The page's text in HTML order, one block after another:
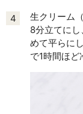
4
生クリーム
8分立てに
めて平らに
で1時間ほど